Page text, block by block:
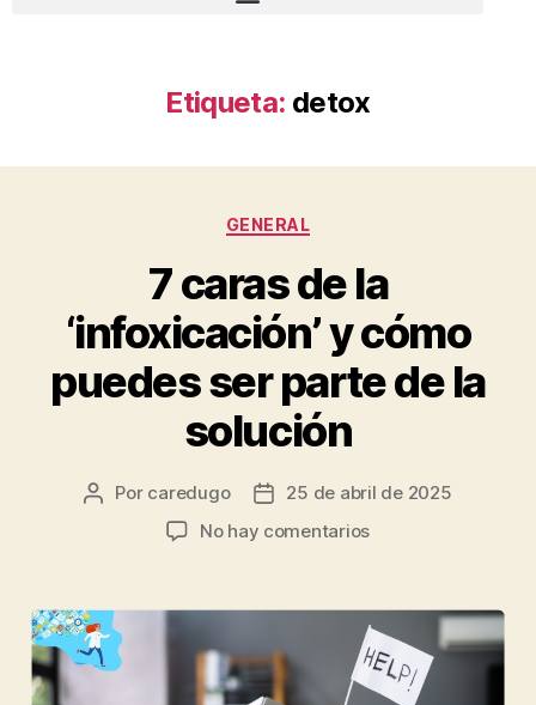
Etiqueta: detox
GENERAL
7 caras de la
‘infoxicación’ y cómo
puedes ser parte de la
solución
Por caredugo
25 de abril de 2025
No hay comentarios